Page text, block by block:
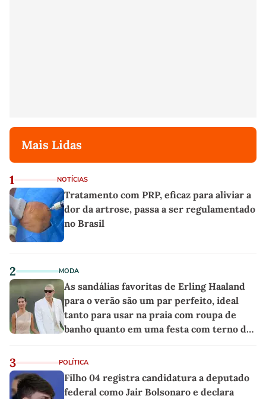
Mais Lidas
1 NOTÍCIAS
Tratamento com PRP, eficaz para aliviar a
dor da artrose, passa a ser regulamentado
no Brasil
2 MODA
As sandálias favoritas de Erling Haaland
para o verão são um par perfeito, ideal
tanto para usar na praia com roupa de
banho quanto em uma festa com terno de
3 POLÍTICA
Filho 04 registra candidatura a deputado
federal como Jair Bolsonaro e declara